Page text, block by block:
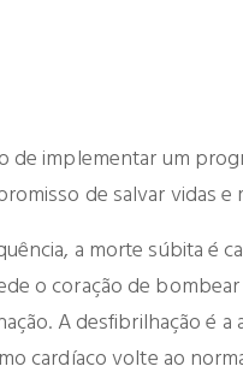
de implementar um
de salvar vidas
a morte súbita é
o coração de
A desfibrilhação é
cardíaco volte ao